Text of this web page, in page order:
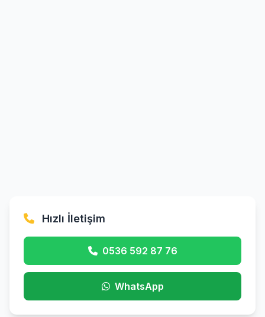
Hızlı İletişim
0536 592 87 76
WhatsApp